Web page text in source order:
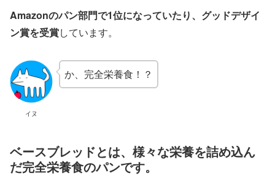
Amazonのパン部門で1位になっていたり、グッドデザイ
ン賞を受賞しています。
イヌ
か、完全栄養食！？
ベースブレッドとは、様々な栄養を詰め込ん
だ完全栄養食のパンです。